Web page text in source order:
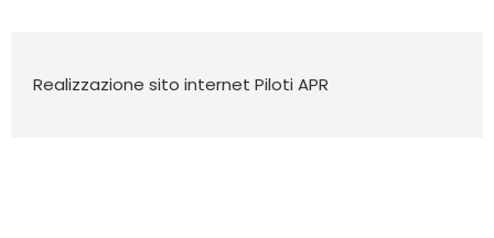
Realizzazione sito internet Piloti APR